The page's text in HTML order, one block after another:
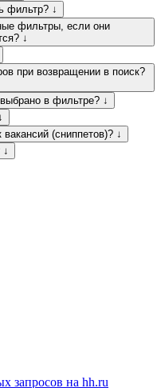
фильтр? ↓
фильтры, если они
↓
при возвращении в поиск?
в фильтре? ↓
(сниппетов)? ↓